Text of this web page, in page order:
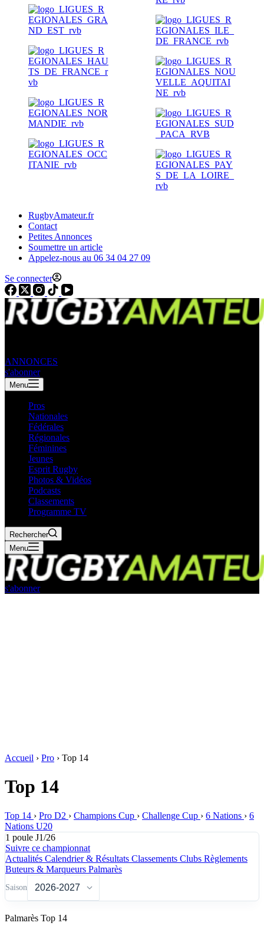
RugbyAmateur.fr
Contact
Petites Annonces
Soumettre un article
Appelez-nous au 06 34 04 27 09
Se connecter
ANNONCES
s'abonner
Menu
Pros
Nationales
Fédérales
Régionales
Féminines
Jeunes
Esprit Rugby
Photos & Vidéos
Podcasts
Classements
Programme TV
Rechercher
Menu
s'abonner
Accueil › Pro › Top 14
Top 14
Top 14 › Pro D2 › Champions Cup › Challenge Cup › 6 Nations › 6
Nations U20
1 poule J1/26
Suivre ce championnat
Actualités Calendrier & Résultats Classements Clubs Règlements
Buteurs & Marqueurs Palmarès
Saison
Palmarès Top 14